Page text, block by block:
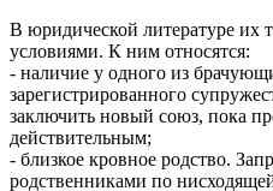
В юридической литературе их
условиями. К ним относятся:
- наличие у одного из
зарегистрированного
заключить новый союз, пока
действительным;
- близкое кровное родство.
родственниками по